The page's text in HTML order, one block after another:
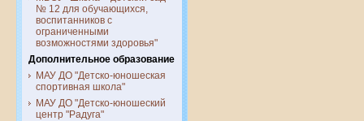
№ 12 для обучающихся,
воспитанников с
ограниченными
возможностями здоровья"
Дополнительное образование
МАУ ДО "Детско-юношеская
спортивная школа"
МАУ ДО "Детско-юношеский
центр "Радуга"